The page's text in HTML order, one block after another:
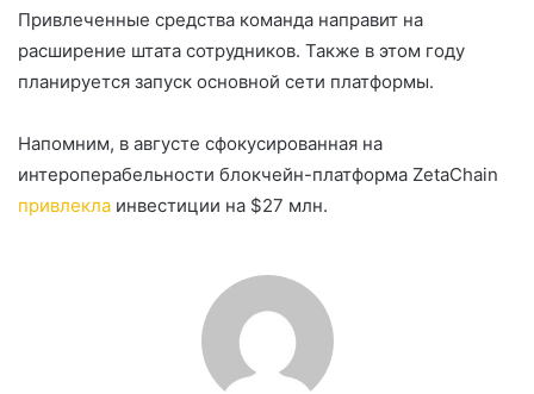
Привлеченные средства команда направит на
расширение штата сотрудников. Также в этом году
планируется запуск основной сети платформы.
Напомним, в августе сфокусированная на
интероперабельности блокчейн-платформа ZetaChain
привлекла инвестиции на $27 млн.